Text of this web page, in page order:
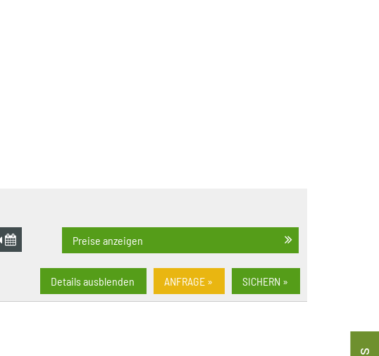
Preise anzeigen
SICHERN »
ANFRAGE »
Details ausblenden